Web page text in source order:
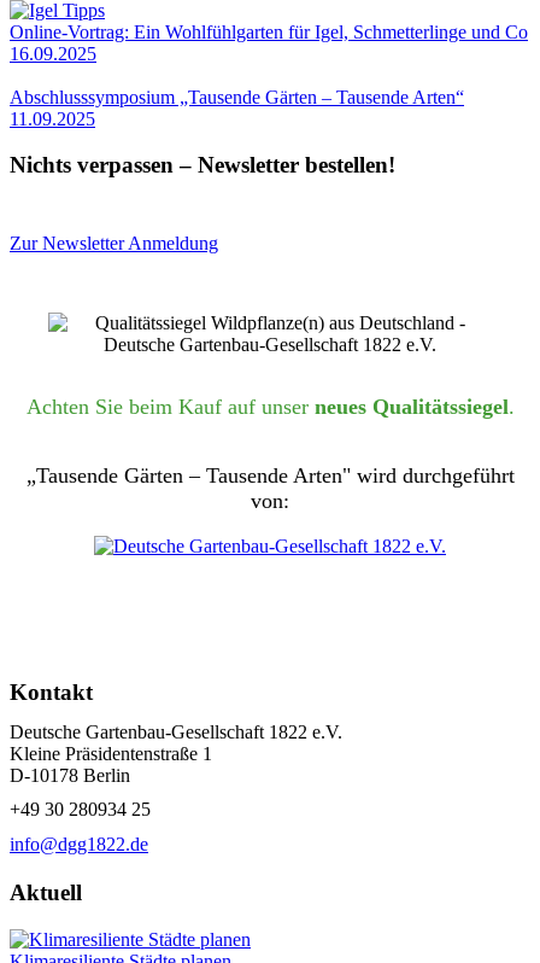
Online-Vortrag: Ein Wohlfühlgarten für Igel, Schmetterlinge und Co
16.09.2025
Abschlusssymposium „Tausende Gärten – Tausende Arten“
11.09.2025
Nichts verpassen – Newsletter bestellen!
Zur Newsletter Anmeldung
Achten Sie beim Kauf auf unser neues Qualitätssiegel.
„Tausende Gärten – Tausende Arten" wird durchgeführt
von:
Kontakt
Deutsche Gartenbau-Gesellschaft 1822 e.V.
Kleine Präsidentenstraße 1
D-10178 Berlin
+49 30 280934 25
info@dgg1822.de
Aktuell